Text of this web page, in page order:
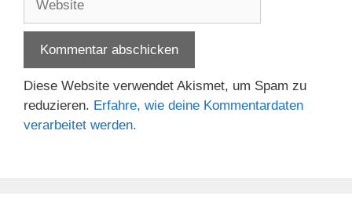
Diese Website verwendet Akismet, um Spam zu
reduzieren. Erfahre, wie deine Kommentardaten
verarbeitet werden.